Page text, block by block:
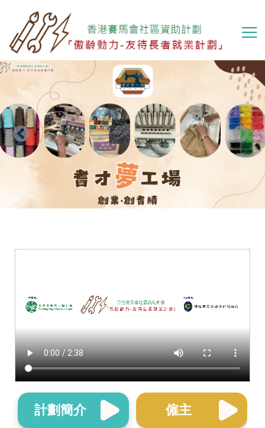
主
內
容
Previous 下一頁
計劃簡介 僱主